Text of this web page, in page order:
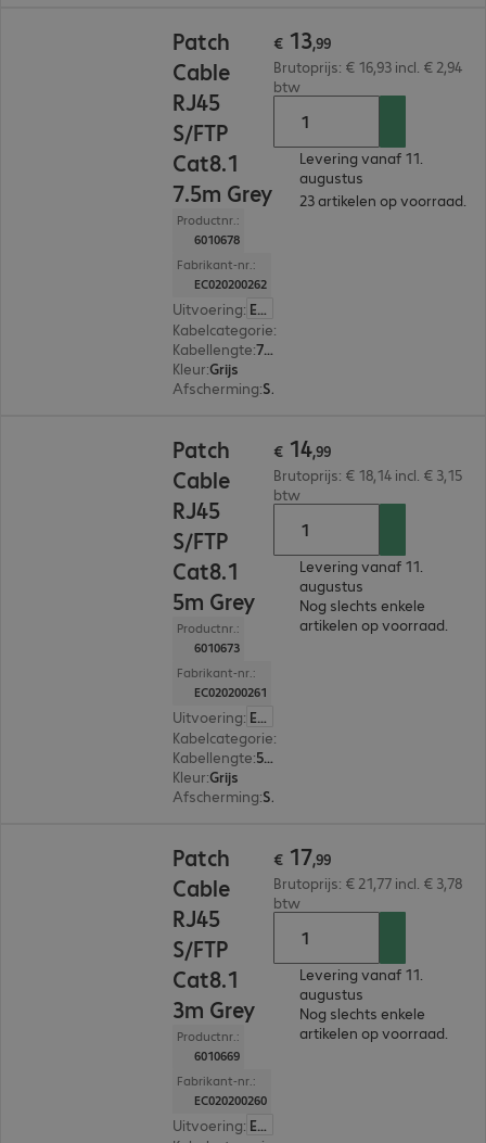
Patch
Cable
RJ45
S/FTP
Cat8.1
7.5m Grey
Productnr.:
6010678
Fabrikant-nr.:
EC020200262
Uitvoering: Europa
Kabelcategorie:
Kabellengte: 7,5 m
Kleur:Grijs
Afscherming: S/FTP (PIMF)
€ 13,99
Brutoprijs: € 16,93 incl. € 2,94
btw
Levering vanaf 11.
augustus
23 artikelen op voorraad.
Patch
Cable
RJ45
S/FTP
Cat8.1
5m Grey
Productnr.:
6010673
Fabrikant-nr.:
EC020200261
Uitvoering: Europa
Kabelcategorie:
Kabellengte: 5 m
Kleur:Grijs
Afscherming: S/FTP (PIMF)
€ 14,99
Brutoprijs: € 18,14 incl. € 3,15
btw
Levering vanaf 11.
augustus
Nog slechts enkele
artikelen op voorraad.
Patch
Cable
RJ45
S/FTP
Cat8.1
3m Grey
Productnr.:
6010669
Fabrikant-nr.:
EC020200260
Uitvoering: Europa
€ 17,99
Brutoprijs: € 21,77 incl. € 3,78
btw
Levering vanaf 11.
augustus
Nog slechts enkele
artikelen op voorraad.